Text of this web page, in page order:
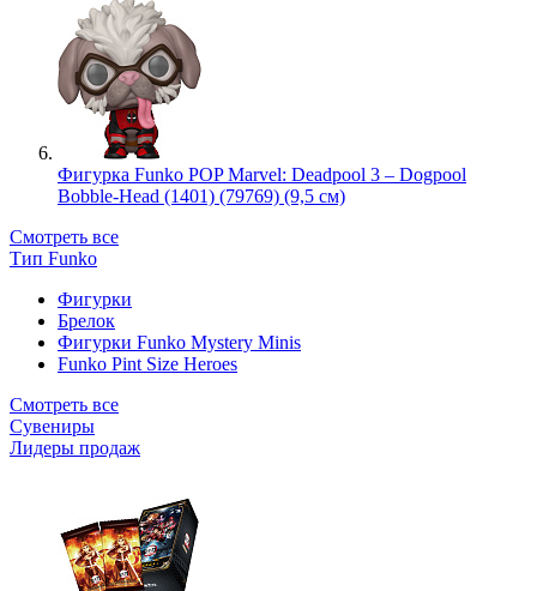
Фигурка Funko POP Marvel: Deadpool 3 – Dogpool
Bobble-Head (1401) (79769) (9,5 см)
Смотреть все
Тип Funko
Фигурки
Брелок
Фигурки Funko Mystery Minis
Funko Pint Size Heroes
Смотреть все
Сувениры
Лидеры продаж